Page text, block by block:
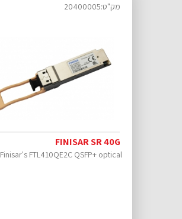
FINISAR SR 40G
Finisar's FTL410QE2C QSFP+ optical ...
מק"ט:20400005